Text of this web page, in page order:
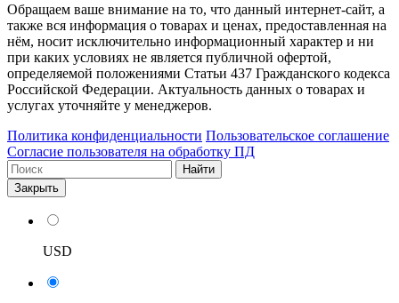
Обращаем ваше внимание на то, что данный интернет-сайт, а
также вся информация о товарах и ценах, предоставленная на
нём, носит исключительно информационный характер и ни
при каких условиях не является публичной офертой,
определяемой положениями Статьи 437 Гражданского кодекса
Российской Федерации. Актуальность данных о товарах и
услугах уточняйте у менеджеров.
Политика конфиденциальности Пользовательское соглашение
Согласие пользователя на обработку ПД
Найти
Закрыть
USD